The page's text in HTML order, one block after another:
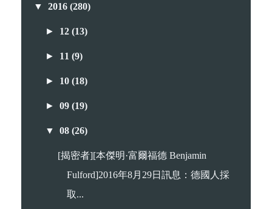
▼ 2016 (280)
► 12(13)
► 11(9)
► 10(18)
►09(19)
▼08(26)
[揭密者][本傑明·富爾福德 Benjamin
Fulford]2016年8月29日訊息：德國人採
取...